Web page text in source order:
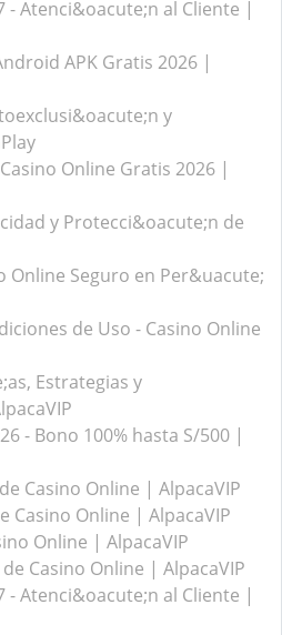
- Atenci&oacute;n al Cliente |
APK Gratis 2026 |
y
Online Gratis 2026 |
y Protecci&oacute;n de
Online Seguro en Per&uacute;
de Uso - Casino Online
Estrategias y
- Bono 100% hasta S/500 |
Casino Online | AlpacaVIP
Casino Online | AlpacaVIP
Online | AlpacaVIP
Casino Online | AlpacaVIP
- Atenci&oacute;n al Cliente |